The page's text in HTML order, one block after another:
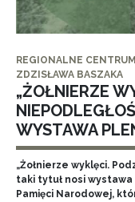
REGIONALNE
ZDZISŁAWA BASZAKA
„ŻOŁNIERZE
WYSTAWA
„Żołnierze wyklęci.
taki tytuł nosi
Pamięci Narodowej,